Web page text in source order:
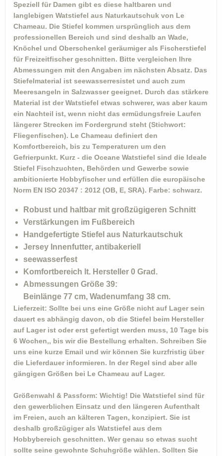
Speziell für Damen gibt es diese haltbaren und
langlebigen Watstiefel aus Naturkautschuk von Le
Chameau. Die Stiefel kommen ursprünglich aus dem
professionellen Bereich und sind deshalb an Wade,
Knöchel und Oberschenkel geräumiger als Fischerstiefel
für Freizeitfischer geschnitten. Bitte vergleichen Ihre
Abmessungen mit den Angaben im nächsten Absatz. Das
Stiefelmaterial ist seewasserresistet und auch zum
Meeresangeln in Salzwasser geeignet. Durch das stärkere
Material ist der Watstiefel etwas schwerer, was aber kaum
ein Nachteil ist, wenn nicht das ermüdungsfreie Laufen
längerer Strecken im Fordergrund steht (Stichwort:
Fliegenfischen). Le Chameau definiert den
Komfortbereich, bis zu Temperaturen um den
Gefrierpunkt. Kurz - die Oceane Watstiefel sind die Ideale
Stiefel Fischzuchten, Behörden und Gewerbe sowie
ambitionierte Hobbyfischer und erfüllen die europäische
Norm EN ISO 20347 : 2012 (OB, E, SRA). Farbe: schwarz.
Robust und haltbar mit großzügigeren Schnitt
Verstärkungen im Fußbereich
Handgefertigte Stiefel aus Naturkautschuk
Jersey Innenfutter, antibakeriell
seewasserfest
Komfortbereich lt. Hersteller 0 Grad.
Abmessungen Größe 39:
Beinlänge 77 cm, Wadenumfang 38 cm.
Lieferzeit: Sollte bei uns eine Größe nicht auf Lager sein
dauert es abhängig davon, ob die Stiefel beim Hersteller
auf Lager ist oder erst gefertigt werden muss, 10 Tage bis
6 Wochen,, bis wir die Bestellung erhalten. Schreiben Sie
uns eine kurze Email und wir können Sie kurzfristig über
die Lieferdauer informieren. In der Regel sind aber alle
gängigen Größen bei Le Chameau auf Lager.
Größenwahl & Passform: Wichtig! Die Watstiefel sind für
den gewerblichen Einsatz und den längeren Aufenthalt
im Freien, auch an kälteren Tagen, konzipiert. Sie ist
deshalb großzügiger als Watstiefel aus dem
Hobbybereich geschnitten. Wer genau so etwas sucht
sollte seine gewohnte Schuhgröße wählen. Sollten Sie